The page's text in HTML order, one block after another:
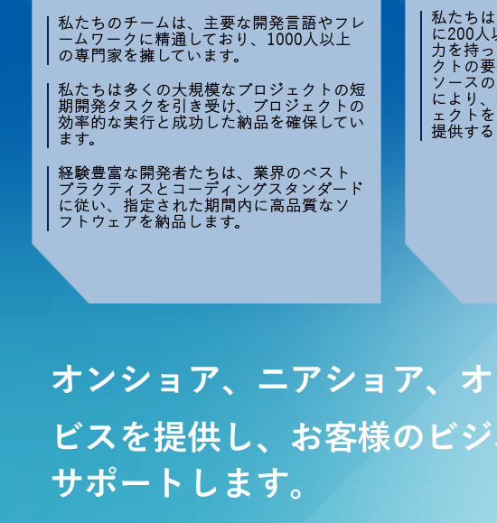
私たちのチームは、主要な開発言語やフレ
ームワークに精通しており、1000人以上
の専門家を擁しています。
私たちは多くの大規模なプロジェクトの短
期開発タスクを引き受け、プロジェクトの
効率的な実行と成功した納品を確保してい
ます。
経験豊富な開発者たちは、業界のベスト
プラクティスとコーディングスタンダード
に従い、指定された期間内に高品質なソ
フトウェアを納品します。
私たち
に200人
力を持
クトの
ソース
により
ェクト
提供する